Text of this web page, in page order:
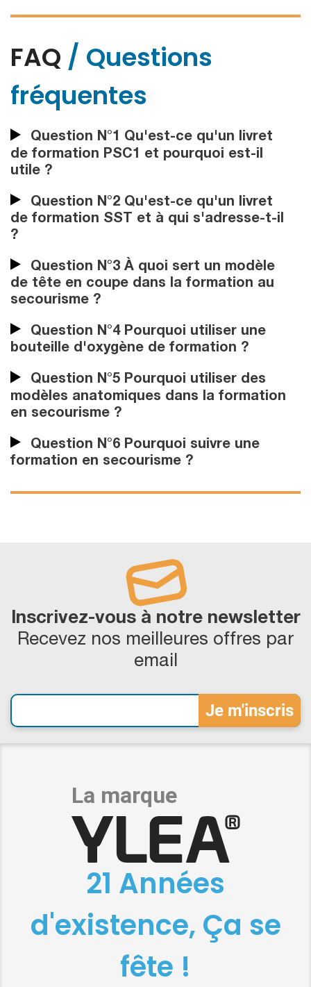
FAQ / Questions
fréquentes
Question N°1 Qu'est-ce qu'un livret
de formation PSC1 et pourquoi est-il
utile ?
Question N°2 Qu'est-ce qu'un livret
de formation SST et à qui s'adresse-t-il
?
Question N°3 À quoi sert un modèle
de tête en coupe dans la formation au
secourisme ?
Question N°4 Pourquoi utiliser une
bouteille d'oxygène de formation ?
Question N°5 Pourquoi utiliser des
modèles anatomiques dans la formation
en secourisme ?
Question N°6 Pourquoi suivre une
formation en secourisme ?
Inscrivez-vous à notre newsletter
Recevez nos meilleures offres par
email
21 Années
d'existence, Ça se
fête !